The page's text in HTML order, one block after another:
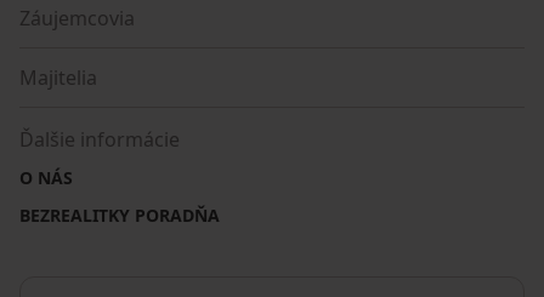
Záujemcovia
Majitelia
Ďalšie informácie
O NÁS
BEZREALITKY PORADŇA